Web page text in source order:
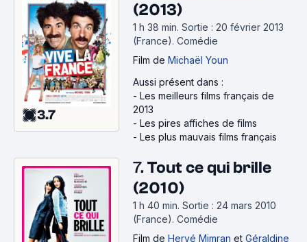
3.7
(2013)
1 h 38 min. Sortie : 20 février 2013
(France). Comédie
Film de Michaël Youn
Aussi présent dans :
- Les meilleurs films français de
2013
- Les pires affiches de films
- Les plus mauvais films français
7. Tout ce qui brille
(2010)
1 h 40 min. Sortie : 24 mars 2010
(France). Comédie
Film de Hervé Mimran et Géraldine